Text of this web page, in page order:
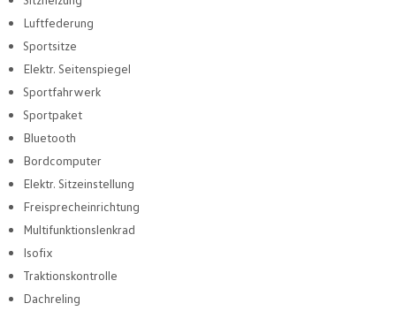
Luftfederung
Sportsitze
Elektr. Seitenspiegel
Sportfahrwerk
Sportpaket
Bluetooth
Bordcomputer
Elektr. Sitzeinstellung
Freisprecheinrichtung
Multifunktionslenkrad
Isofix
Traktionskontrolle
Dachreling